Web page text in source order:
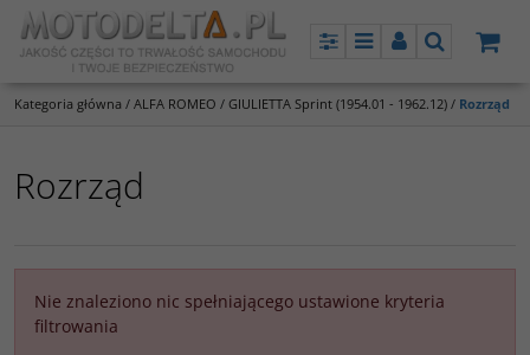
PanelMenuPanelSzukaj
Kategoria główna / ALFA ROMEO / GIULIETTA Sprint (1954.01 - 1962.12) / Rozrząd
Rozrząd
Nie znaleziono nic spełniającego ustawione kryteria
filtrowania